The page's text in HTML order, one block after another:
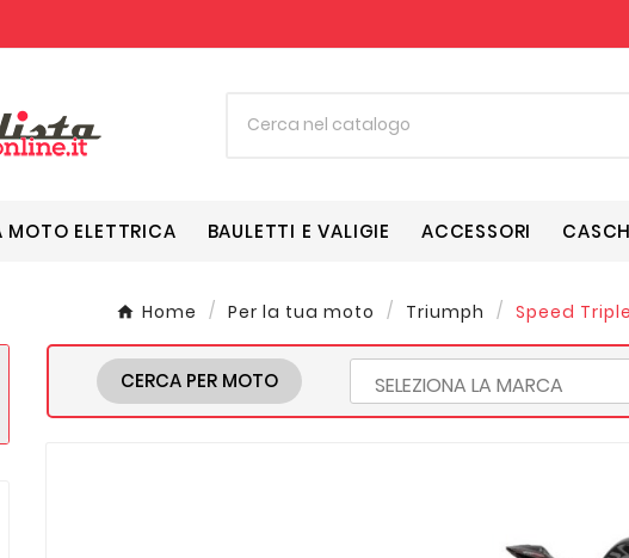
MOTO ELETTRICA BAULETTI E VALIGIE ACCESSORI
Home Per la tua moto Triumph Speed Triple
CERCA PER MOTO